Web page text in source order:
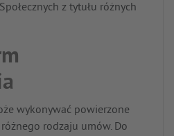
z tytułu różnych
wykonywać powierzone
rodzaju umów. Do